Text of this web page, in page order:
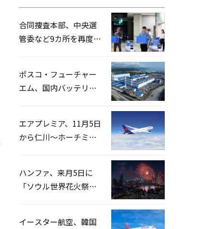
合同捜査本部、中央選
管委など9カ所を再度家
ポスコ・フューチャー
エム、国内バッテリー
エアプレミア、11月5日
から仁川〜ホーチミン
ハンファ、来月5日に
「ソウル世界花火祭り
イースター航空、韓国